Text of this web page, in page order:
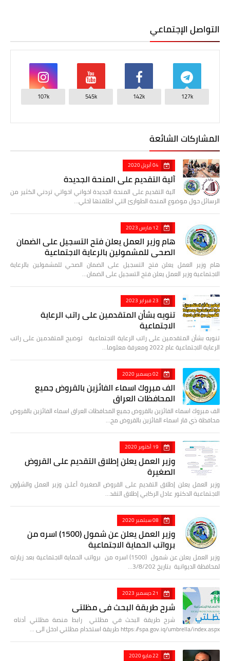
التواصل الإجتماعي
127k
142k
545k
107k
المشاركات الشائعة
04 أبريل 2020
آلية التقديم على المنحة الجديدة
آلية التقديم على المنحة الجديدة اخواني اخواتي تردني الكثير من
الرسائل حول موضوع المنحة الطوارئ التي اطلقتها (خلي…
12 مارس 2023
هام وزير العمل يعلن فتح التسجيل على الضمان
الصحي للمشمولين بالرعاية الاجتماعية
هام وزير العمل يعلن فتح التسجيل على الضمان الصحي للمشمولين بالرعاية
الاجتماعية وزير العمل يعلن فتح التسجيل على الضمان…
23 فبراير 2023
تنويه بشأن المتقدمين على راتب الرعاية
الاجتماعية
تنويه بشأن المتقدمين على راتب الرعاية الاجتماعية توضيح المتقدمين على راتب
الرعاية الاجتماعية عام 2022 ومعرفة معلوما…
02 ديسمبر 2020
الف مبروك اسماء الفائزين بالقروض جميع
المحافظات العراق
الف مبروك اسماء الفائزين بالقروض جميع المحافظات العراق اسماء الفائزين بالقروض
محافظة ذي قار اسماء الفائزين بالقروض مح…
19 أكتوبر 2020
وزير العمل يعلن إطلاق التقديم على القروض
الصغيرة
وزير العمل يعلن إطلاق التقديم على القروض الصغيرة أعلـن وزير العمل والشؤون
الاجتماعية الدكتور عادل الركابي إطلاق التقد…
08 سبتمبر 2020
وزير العمل يعلن عن شمول (1500) اسره من
برواتب الحماية الاجتماعية
وزير العمل يعلن عن شمول (1500) اسره من برواتب الحماية الاجتماعية بعد زيارته
لمحافظة الديوانية بتاريخ 3/8/202…
21 ديسمبر 2023
شرح طريقة البحث في مظلتي
شرح طريقة البحث في مظلتي رابط منصة مظلتي أدناه
https://spa.gov.iq/umbrella/index.aspx طريقة استخدام مظلتي ادخل الى …
22 مايو 2020